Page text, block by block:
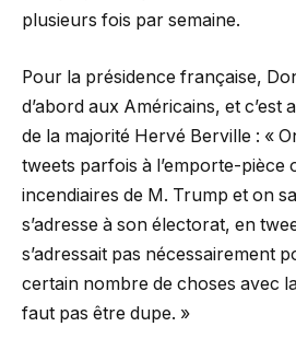
plusieurs fois par semaine.
Pour la présidence française,
d’abord aux Américains, et c’est
de la majorité Hervé Berville : «
tweets parfois à l’emporte-pièce
incendiaires de M. Trump et on
s’adresse à son électorat, en
s’adressait pas nécessairement
certain nombre de choses avec
faut pas être dupe. »